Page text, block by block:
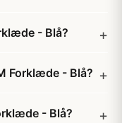
- Blå?
Forklæde - Blå?
- Blå?